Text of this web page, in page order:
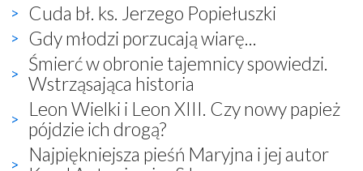
Cuda bł. ks. Jerzego Popiełuszki
Gdy młodzi porzucają wiarę...
Śmierć w obronie tajemnicy spowiedzi.
Wstrząsająca historia
Leon Wielki i Leon XIII. Czy nowy papież
pójdzie ich drogą?
Najpiękniejsza pieśń Maryjna i jej autor